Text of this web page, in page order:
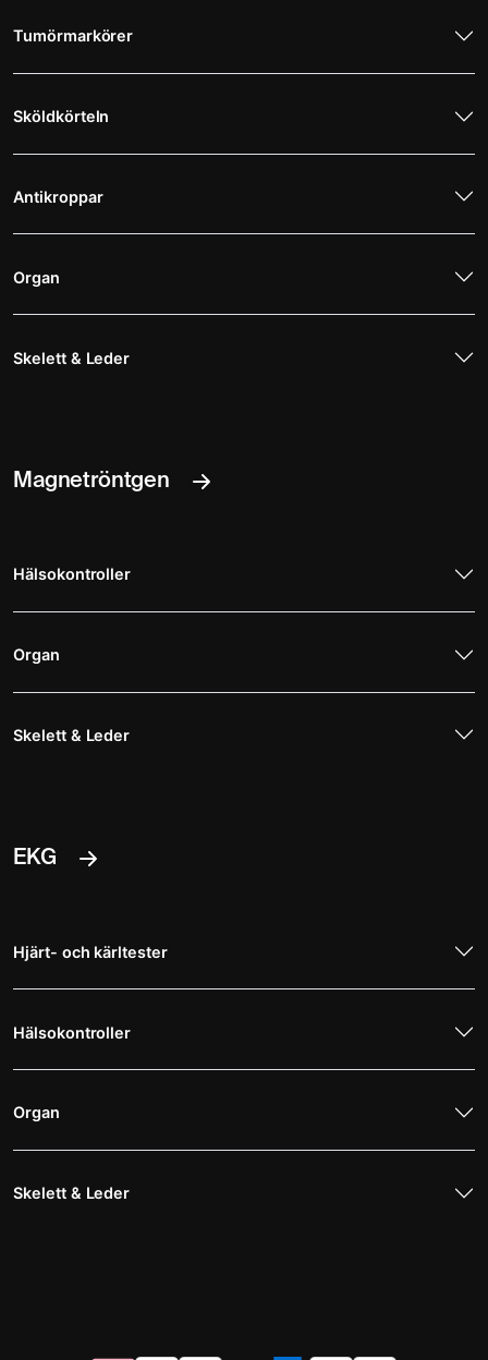
Tumörmarkörer
Sköldkörteln
Antikroppar
Organ
Skelett & Leder
Magnetröntgen
Hälsokontroller
Organ
Skelett & Leder
EKG
Hjärt- och kärltester
Hälsokontroller
Organ
Skelett & Leder